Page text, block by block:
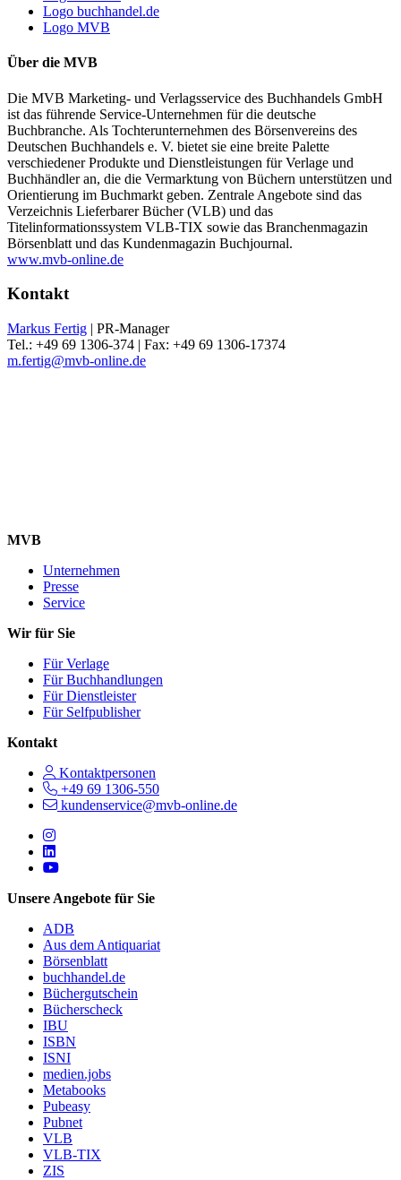
Logo buchhandel.de
Logo MVB
Über die MVB
Die MVB Marketing- und Verlagsservice des Buchhandels GmbH
ist das führende Service-Unternehmen für die deutsche
Buchbranche. Als Tochterunternehmen des Börsenvereins des
Deutschen Buchhandels e. V. bietet sie eine breite Palette
verschiedener Produkte und Dienstleistungen für Verlage und
Buchhändler an, die die Vermarktung von Büchern unterstützen und
Orientierung im Buchmarkt geben. Zentrale Angebote sind das
Verzeichnis Lieferbarer Bücher (VLB) und das
Titelinformationssystem VLB-TIX sowie das Branchenmagazin
Börsenblatt und das Kundenmagazin Buchjournal.
www.mvb-online.de
Kontakt
Markus Fertig | PR-Manager
Tel.: +49 69 1306-374 | Fax: +49 69 1306-17374
m.fertig@mvb-online.de
MVB
Unternehmen
Presse
Service
Wir für Sie
Für Verlage
Für Buchhandlungen
Für Dienstleister
Für Selfpublisher
Kontakt
Kontaktpersonen
+49 69 1306-550
kundenservice@mvb-online.de
Follow us on https://www.instagram.com/lifeatmvb/
Follow us on https://www.linkedin.com/company/mvbbooks
Follow us on https://www.youtube.com/@mvbbooks
Unsere Angebote für Sie
ADB
Aus dem Antiquariat
Börsenblatt
buchhandel.de
Büchergutschein
Bücherscheck
IBU
ISBN
ISNI
medien.jobs
Metabooks
Pubeasy
Pubnet
VLB
VLB-TIX
ZIS